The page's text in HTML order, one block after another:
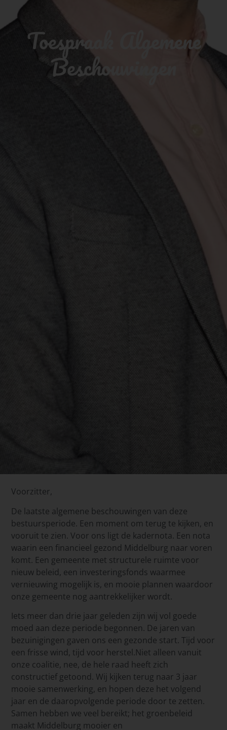
Toespraak Algemene
Beschouwingen
Voorzitter,
De laatste algemene beschouwingen van deze
bestuursperiode. Een moment om terug te kijken, en
vooruit te zien. Voor ons ligt de kadernota. Een nota
waarin een financieel gezond Middelburg naar voren
komt. Een gemeente met structurele ruimte voor
nieuw beleid, een investeringsfonds waarmee
vernieuwing mogelijk is, en mooie plannen waardoor
onze gemeente nog aantrekkelijker wordt.
Iets meer dan drie jaar geleden zijn wij vol goede
moed aan deze periode begonnen. De jaren van
bezuinigingen gaven ons een gezonde start. Tijd voor
een frisse wind, tijd voor herstel.Niet alleen vanuit
onze coalitie, nee, de hele raad heeft zich
constructief getoond. Wij kijken terug naar 3 jaar
mooie samenwerking, en hopen deze het volgend
jaar en de daaropvolgende periode door te zetten.
Samen hebben we veel bereikt; het groenbeleid
maakt Middelburg mooier en